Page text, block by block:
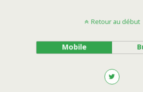
Retour au début
Mobile